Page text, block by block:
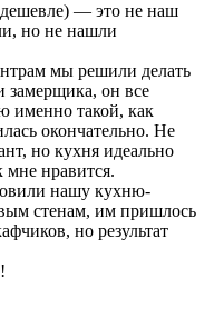
— это не наш
но не нашли
мы решили делать
замерщика, он все
именно такой, как
окончательно. Не
но кухня идеально
мне нравится.
нашу кухню-
стенам, им пришлось
но результат